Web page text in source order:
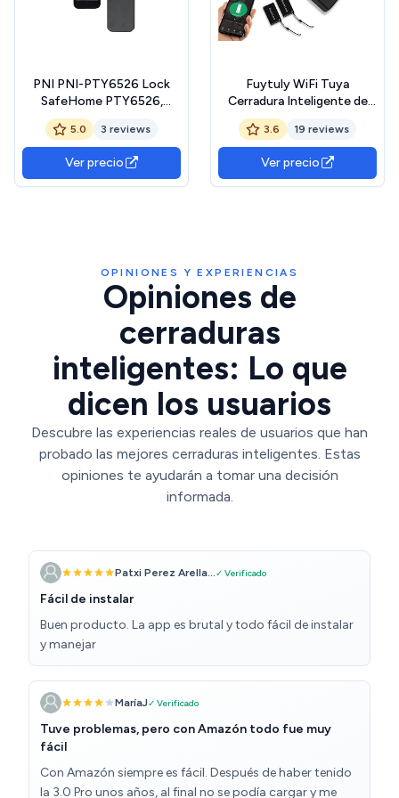
PNI PNI-PTY6526 Lock
SafeHome PTY6526,
Fingerprint, Code, Tag,
Tuya Smart Application,
100 Users, Black, 250 x 140
x 75 mm
5.0 3 reviews
Ver precio
Fuytuly WiFi Tuya
Cerradura Inteligente de
Puerta Huella Dactilar,
Cerradura Electrónica
Digital Biométrica
13.56MHz Contraseña de
Aplicación de Tarjeta IC
3.6 19 reviews
Ver precio
OPINIONES Y EXPERIENCIAS
Opiniones de
cerraduras
inteligentes: Lo que
dicen los usuarios
Descubre las experiencias reales de usuarios que han
probado las mejores cerraduras inteligentes. Estas
opiniones te ayudarán a tomar una decisión
informada.
Patxi Perez Arella...✓ Verificado
Fácil de instalar
Buen producto. La app es brutal y todo fácil de instalar
y manejar
MaríaJ✓ Verificado
Tuve problemas, pero con Amazón todo fue muy
fácil
Con Amazón siempre es fácil. Después de haber tenido
la 3.0 Pro unos años, al final no se podía cargar y me